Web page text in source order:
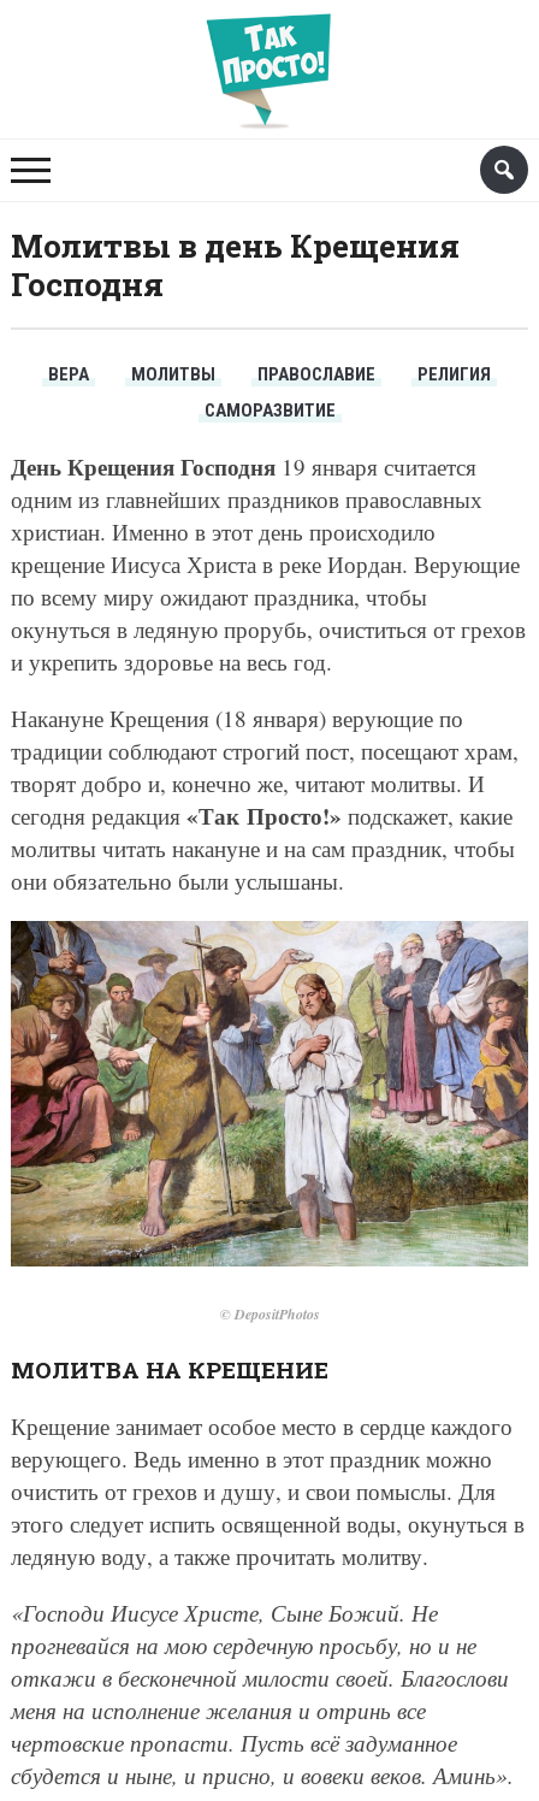
Молитвы в день Крещения
Господня
ВЕРА МОЛИТВЫ ПРАВОСЛАВИЕ
РЕЛИГИЯ
САМОРАЗВИТИЕ
День Крещения Господня19 января считается
одним из главнейших праздников православных
христиан. Именно в этот день происходило
крещение Иисуса Христа в реке Иордан. Верующие
по всему миру ожидают праздника, чтобы
окунуться в ледяную прорубь, очиститься от грехов
и укрепить здоровье на весь год.
Накануне Крещения (18 января) верующие по
традиции соблюдают строгий пост, посещают храм,
творят добро и, конечно же, читают молитвы. И
сегодня редакция «Так Просто!» подскажет, какие
молитвы читать накануне и на сам праздник, чтобы
они обязательно были услышаны.
© DepositPhotos
МОЛИТВА НА КРЕЩЕНИЕ
Крещение занимает особое место в сердце каждого
верующего. Ведь именно в этот праздник можно
очистить от грехов и душу, и свои помыслы. Для
этого следует испить освященной воды, окунуться в
ледяную воду, а также прочитать молитву.
«Господи Иисусе Христе, Сыне Божий. Не
прогневайся на мою сердечную просьбу, но и не
откажи в бесконечной милости своей. Благослови
меня на исполнение желания и отринь все
чертовские пропасти. Пусть всё задуманное
сбудется и ныне, и присно, и вовеки веков. Аминь».